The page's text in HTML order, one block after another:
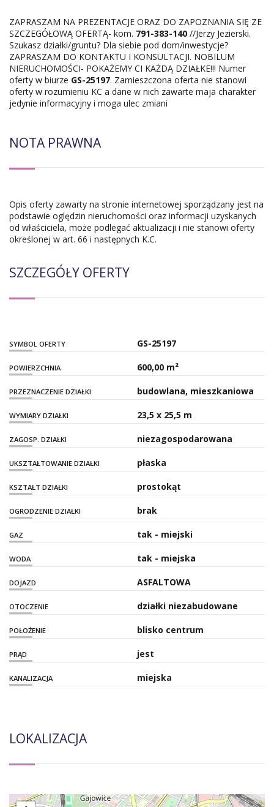
ZAPRASZAM NA PREZENTACJE ORAZ DO ZAPOZNANIA SIĘ ZE
SZCZEGÓŁOWĄ OFERTĄ- kom. 791-383-140 //Jerzy Jezierski.
Szukasz działki/gruntu? Dla siebie pod dom/inwestycje?
ZAPRASZAM DO KONTAKTU I KONSULTACJI. NOBILUM
NIERUCHOMOŚCI- POKAŻEMY CI KAŻDĄ DZIAŁKE!!! Numer
oferty w biurze GS-25197. Zamieszczona oferta nie stanowi
oferty w rozumieniu KC a dane w nich zawarte maja charakter
jedynie informacyjny i moga ulec zmiani
NOTA PRAWNA
Opis oferty zawarty na stronie internetowej sporządzany jest na
podstawie oględzin nieruchomości oraz informacji uzyskanych
od właściciela, może podlegać aktualizacji i nie stanowi oferty
określonej w art. 66 i następnych K.C.
SZCZEGÓŁY OFERTY
SYMBOL OFERTY GS-25197
POWIERZCHNIA 600,00 m²
PRZEZNACZENIE DZIAŁKI budowlana, mieszkaniowa
WYMIARY DZIAŁKI 23,5 x 25,5 m
ZAGOSP. DZIAŁKI niezagospodarowana
UKSZTAŁTOWANIE DZIAŁKI płaska
KSZTAŁT DZIAŁKI prostokąt
OGRODZENIE DZIAŁKI brak
GAZ tak - miejski
WODA tak - miejska
DOJAZD ASFALTOWA
OTOCZENIE działki niezabudowane
POŁOŻENIE blisko centrum
PRĄD jest
KANALIZACJA miejska
LOKALIZACJA